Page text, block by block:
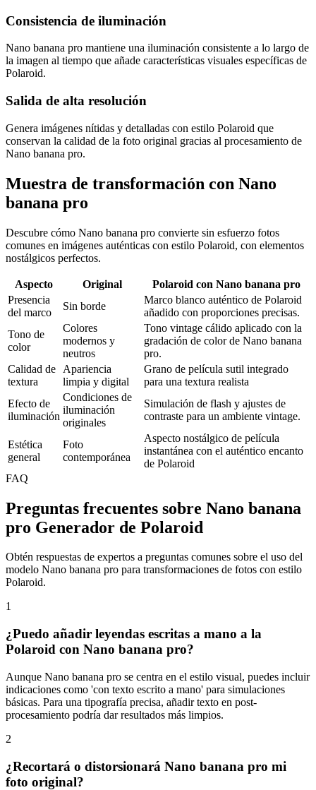
Consistencia de iluminación
Nano banana pro mantiene una iluminación consistente a lo largo de
la imagen al tiempo que añade características visuales específicas de
Polaroid.
Salida de alta resolución
Genera imágenes nítidas y detalladas con estilo Polaroid que
conservan la calidad de la foto original gracias al procesamiento de
Nano banana pro.
Muestra de transformación con Nano
banana pro
Descubre cómo Nano banana pro convierte sin esfuerzo fotos
comunes en imágenes auténticas con estilo Polaroid, con elementos
nostálgicos perfectos.
Aspecto Original
Polaroid con Nano banana pro
Presencia
del marco
Sin borde
Marco blanco auténtico de Polaroid
añadido con proporciones precisas.
Tono de
color
Colores
modernos y
neutros
Tono vintage cálido aplicado con la
gradación de color de Nano banana
pro.
Calidad de
textura
Apariencia
limpia y digital
Grano de película sutil integrado
para una textura realista
Efecto de
iluminación
Condiciones de
iluminación
originales
Simulación de flash y ajustes de
contraste para un ambiente vintage.
Estética
general
Foto
contemporánea
Aspecto nostálgico de película
instantánea con el auténtico encanto
de Polaroid
FAQ
Preguntas frecuentes sobre Nano banana
pro Generador de Polaroid
Obtén respuestas de expertos a preguntas comunes sobre el uso del
modelo Nano banana pro para transformaciones de fotos con estilo
Polaroid.
1
¿Puedo añadir leyendas escritas a mano a la
Polaroid con Nano banana pro?
Aunque Nano banana pro se centra en el estilo visual, puedes incluir
indicaciones como 'con texto escrito a mano' para simulaciones
básicas. Para una tipografía precisa, añadir texto en post-
procesamiento podría dar resultados más limpios.
2
¿Recortará o distorsionará Nano banana pro mi
foto original?